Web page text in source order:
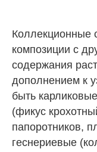
Коллекционные
композиции с
содержания
дополнением к
быть
(фикус
папоротников,
геснериевые